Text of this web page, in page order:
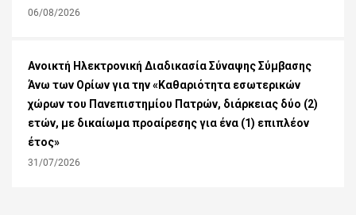
06/08/2026
Ανοικτή Ηλεκτρονική Διαδικασία Σύναψης Σύμβασης
Άνω των Ορίων για την «Καθαριότητα εσωτερικών
χώρων του Πανεπιστημίου Πατρών, διάρκειας δύο (2)
ετών, με δικαίωμα προαίρεσης για ένα (1) επιπλέον
έτος»
31/07/2026